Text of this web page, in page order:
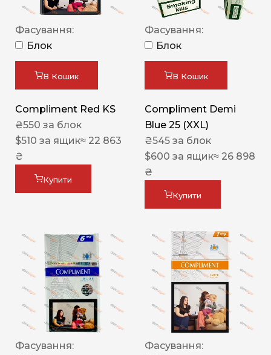
Фасування:
Блок
В Кошик
Compliment Red KS
₴550 за блок
$510 за ящик≈ 22 863
₴
Купити
Фасування:
Блок
В Кошик
Compliment Demi
Blue 25 (XXL)
₴545 за блок
$600 за ящик≈ 26 898
₴
Купити
Фасування:
Фасування: